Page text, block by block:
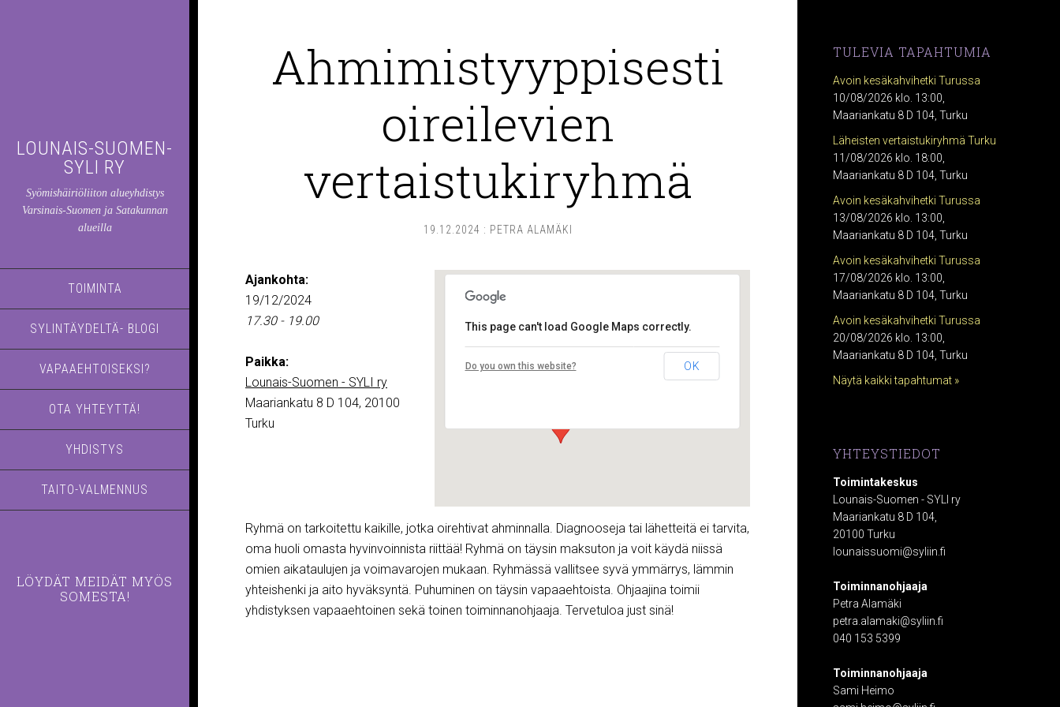
LOUNAIS-SUOMEN-
SYLI RY
Syömishäiriöliiton alueyhdistys
Varsinais-Suomen ja Satakunnan
alueilla
TOIMINTA
SYLINTÄYDELTÄ- BLOGI
VAPAAEHTOISEKSI?
OTA YHTEYTTÄ!
YHDISTYS
TAITO-VALMENNUS
LÖYDÄT MEIDÄT MYÖS
SOMESTA!
Ahmimistyyppisesti
oireilevien
vertaistukiryhmä
19.12.2024 : PETRA ALAMÄKI
Lounais-Suomen – SYLI ry
Maariankatu 8 D 104 - Turku
This page can't load Google Maps correctly.
Do you own this website? OK
Ajankohta:
19/12/2024
17.30 - 19.00
Paikka:
Lounais-Suomen - SYLI ry
Maariankatu 8 D 104, 20100
Turku
Ryhmä on tarkoitettu kaikille, jotka oirehtivat ahminnalla. Diagnooseja tai lähetteitä ei tarvita,
oma huoli omasta hyvinvoinnista riittää! Ryhmä on täysin maksuton ja voit käydä niissä
omien aikataulujen ja voimavarojen mukaan. Ryhmässä vallitsee syvä ymmärrys, lämmin
yhteishenki ja aito hyväksyntä. Puhuminen on täysin vapaaehtoista. Ohjaajina toimii
yhdistyksen vapaaehtoinen sekä toinen toiminnanohjaaja. Tervetuloa just sinä!
TULEVIA TAPAHTUMIA
Avoin kesäkahvihetki Turussa
10/08/2026 klo. 13:00,
Maariankatu 8 D 104, Turku
Läheisten vertaistukiryhmä Turku
11/08/2026 klo. 18:00,
Maariankatu 8 D 104, Turku
Avoin kesäkahvihetki Turussa
13/08/2026 klo. 13:00,
Maariankatu 8 D 104, Turku
Avoin kesäkahvihetki Turussa
17/08/2026 klo. 13:00,
Maariankatu 8 D 104, Turku
Avoin kesäkahvihetki Turussa
20/08/2026 klo. 13:00,
Maariankatu 8 D 104, Turku
Näytä kaikki tapahtumat »
YHTEYSTIEDOT
Toimintakeskus
Lounais-Suomen - SYLI ry
Maariankatu 8 D 104,
20100 Turku
lounaissuomi@syliin.fi
Toiminnanohjaaja
Petra Alamäki
petra.alamaki@syliin.fi
040 153 5399
Toiminnanohjaaja
Sami Heimo